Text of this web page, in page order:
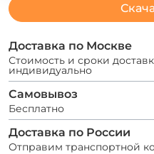
Доставка по Москве
Стоимость и сроки
индивидуально
Самовывоз
Бесплатно
Доставка по России
Отправим транспортной